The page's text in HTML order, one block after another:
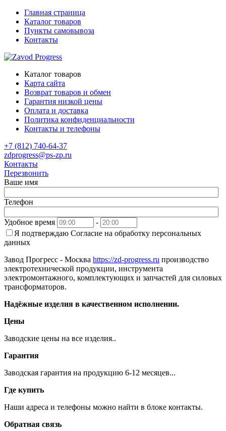
Главная страница
Каталог товаров
Пункты самовывоза
Контакты
Каталог товаров
Карта сайта
Возврат товаров и обмен
Гарантия низкой цены
Оплата и доставка
Политика конфиденциальности
Контакты и телефоны
+7 (812) 740-64-37
zdprogress@ps-zp.ru
Контакты
Перезвонить
Ваше имя
Телефон
Удобное время
-
Я подтверждаю Согласие на обработку персональных
данных
Завод Прогресс - Москва https://zd-progress.ru производство
электротехнической продукции, инструмента
электромонтажного, комплектующих и запчастей для силовых
трансформаторов.
Надёжные изделия в качественном исполнении.
Цены
Заводские цены на все изделия..
Гарантия
Заводская гарантия на продукцию 6-12 месяцев...
Где купить
Наши адреса и телефоны можно найти в блоке контакты.
Обратная связь